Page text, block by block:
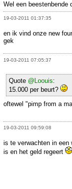
Wel een beestenbende
19-03-2011 01:37:35
en ik vind onze new
gek
19-03-2011 07:05:37
Quote @Loouis:
15.000 per beurt?
oftewel "pimp from a
19-03-2011 09:59:08
is te verwachten in een
is en het geld regeert